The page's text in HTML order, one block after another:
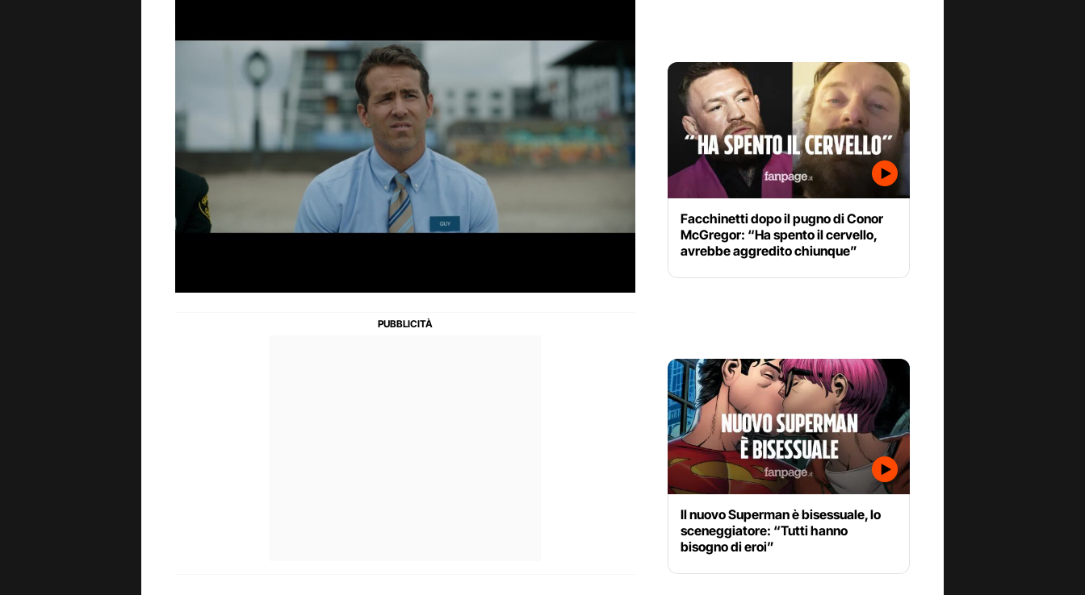
Facchinetti dopo il pugno di Conor
McGregor: “Ha spento il cervello,
avrebbe aggredito chiunque”
Il nuovo Superman è bisessuale, lo
sceneggiatore: “Tutti hanno
bisogno di eroi”